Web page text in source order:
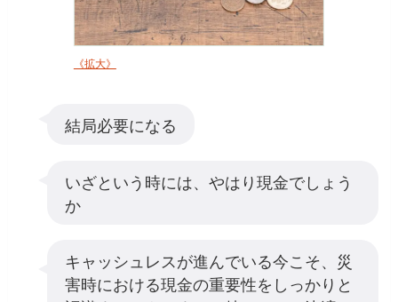
《拡大》
結局必要になる
いざという時には、やはり現金でしょう
か
キャッシュレスが進んでいる今こそ、災
害時における現金の重要性をしっかりと